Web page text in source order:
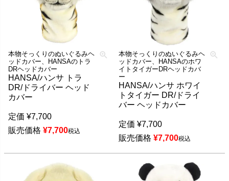
本物そっくりのぬいぐるみヘ
ッドカバー、HANSAのトラ
DRヘッドカバー
HANSA/ハンサ トラ
DR/ドライバー ヘッド
カバー
定価 ¥7,700
販売価格 ¥7,700税込
本物そっくりのぬいぐるみヘ
ッドカバー、HANSAのホワ
イトタイガーDRヘッドカバ
ー
HANSA/ハンサ ホワイ
トタイガー DR/ドライ
バー ヘッドカバー
定価 ¥7,700
販売価格 ¥7,700税込